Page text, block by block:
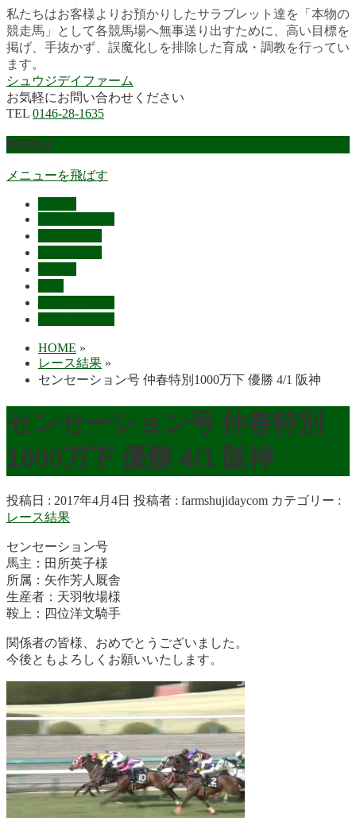
私たちはお客様よりお預かりしたサラブレット達を「本物の
競走馬」として各競馬場へ無事送り出すために、高い目標を
掲げ、手抜かず、誤魔化しを排除した育成・調教を行ってい
ます。
シュウジデイファーム
お気軽にお問い合わせください
TEL 0146-28-1635
MENU
メニューを飛ばす
HOME »
レース結果 »
センセーション号 仲春特別1000万下 優勝 4/1 阪神
センセーション号 仲春特別
1000万下 優勝 4/1 阪神
投稿日 : 2017年4月4日 投稿者 : farmshujidaycom カテゴリー :
レース結果
センセーション号
馬主：田所英子様
所属：矢作芳人厩舎
生産者：天羽牧場様
鞍上：四位洋文騎手
関係者の皆様、おめでとうございました。
今後ともよろしくお願いいたします。